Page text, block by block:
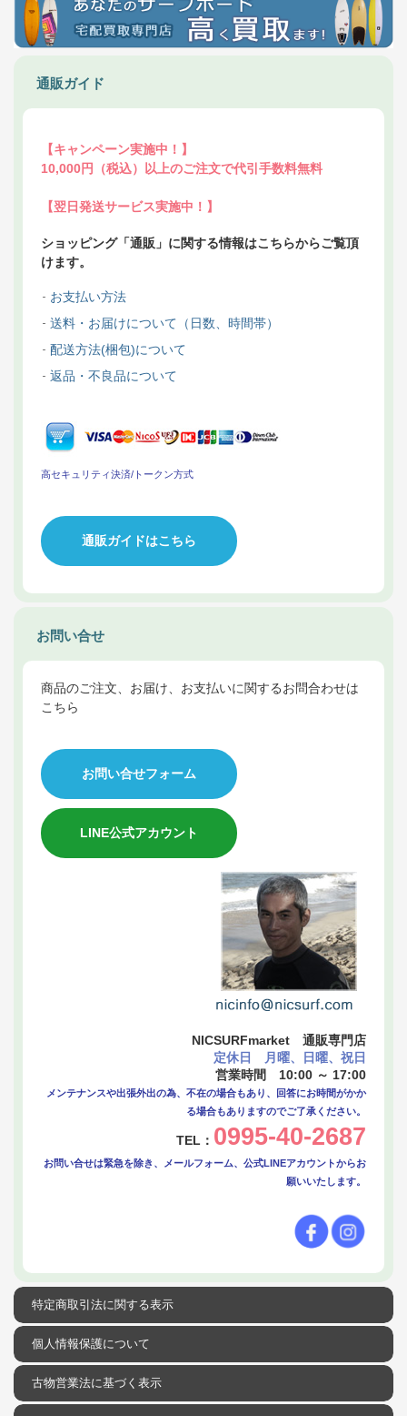
通販ガイド
【キャンペーン実施中！】
10,000円（税込）以上のご注文で代引手数料無料
【翌日発送サービス実施中！】
ショッピング「通販」に関する情報はこちらからご覧頂
けます。
お支払い方法
送料・お届けについて（日数、時間帯）
配送方法(梱包)について
返品・不良品について
高セキュリティ決済/トークン方式
通販ガイドはこちら
お問い合せ
商品のご注文、お届け、お支払いに関するお問合わせは
こちら
お問い合せフォーム
LINE公式アカウント
NICSURFmarket 通販専門店
定休日 月曜、日曜、祝日
営業時間 10:00 ～ 17:00
メンテナンスや出張外出の為、不在の場合もあり、回答にお時間がかか
る場合もありますのでご了承ください。
TEL： 0995-40-2687
お問い合せは緊急を除き、メールフォーム、公式LINEアカウントからお
願いいたします。
特定商取引法に関する表示
個人情報保護について
古物営業法に基づく表示